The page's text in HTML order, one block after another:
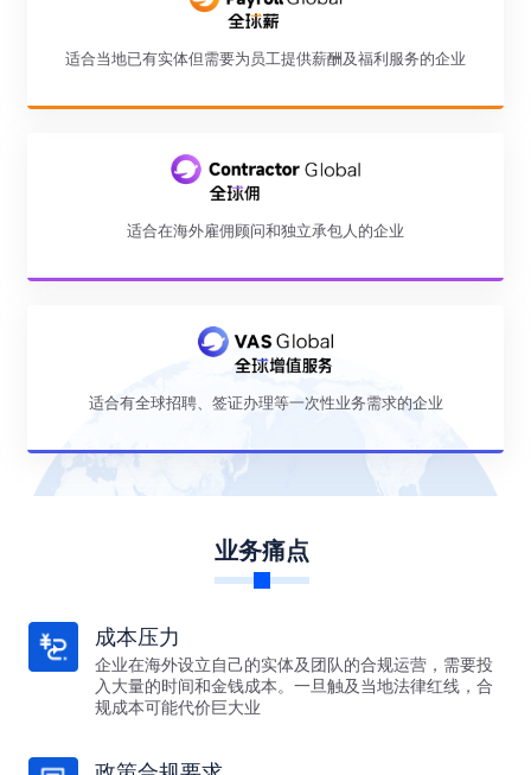
适合当地已有实体但需要为员工提供薪酬及福利服务的企业
适合在海外雇佣顾问和独立承包人的企业
适合有全球招聘、签证办理等一次性业务需求的企业
业务痛点
成本压力
企业在海外设立自己的实体及团队的合规运营，需要投
入大量的时间和金钱成本。一旦触及当地法律红线，合
规成本可能代价巨大业